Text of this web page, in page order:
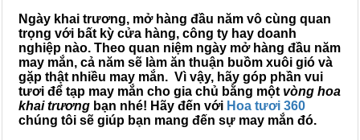
Ngày khai trương, mở hàng đầu năm vô cùng quan
trọng với bất kỳ cửa hàng, công ty hay doanh
nghiệp nào. Theo quan niệm ngày mở hàng đầu năm
may mắn, cả năm sẽ làm ăn thuận buồm xuôi gió và
gặp thật nhiều may mắn. Vì vậy, hãy góp phần vui
tươi để tạp may mắn cho gia chủ bằng một vòng hoa
khai trương bạn nhé! Hãy đến với Hoa tươi 360
chúng tôi sẽ giúp bạn mang đến sự may mắn đó.